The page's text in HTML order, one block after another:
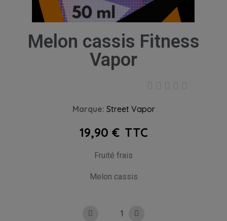
Melon cassis Fitness
Vapor
    
Marque Street Vapor
19,90 € TTC
Fruité frais
Melon cassis